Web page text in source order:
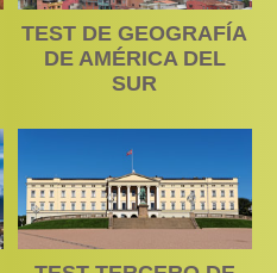
TEST DE GEOGRAFÍA
DE AMÉRICA DEL
SUR